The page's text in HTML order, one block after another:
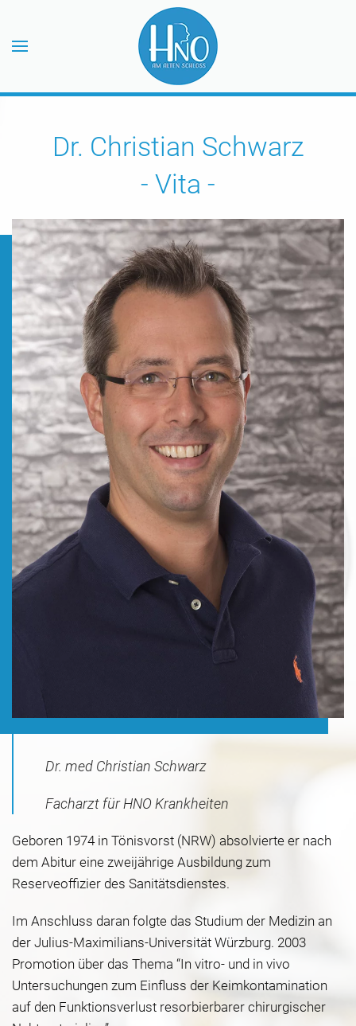
Zum Hauptinhalt springen
Dr. Christian Schwarz
- Vita -
Dr. med Christian Schwarz
Facharzt für HNO Krankheiten
Geboren 1974 in Tönisvorst (NRW) absolvierte er nach
dem Abitur eine zweijährige Ausbildung zum
Reserveoffizier des Sanitätsdienstes.
Im Anschluss daran folgte das Studium der Medizin an
der Julius-Maximilians-Universität Würzburg. 2003
Promotion über das Thema “In vitro- und in vivo
Untersuchungen zum Einfluss der Keimkontamination
auf den Funktionsverlust resorbierbarer chirurgischer